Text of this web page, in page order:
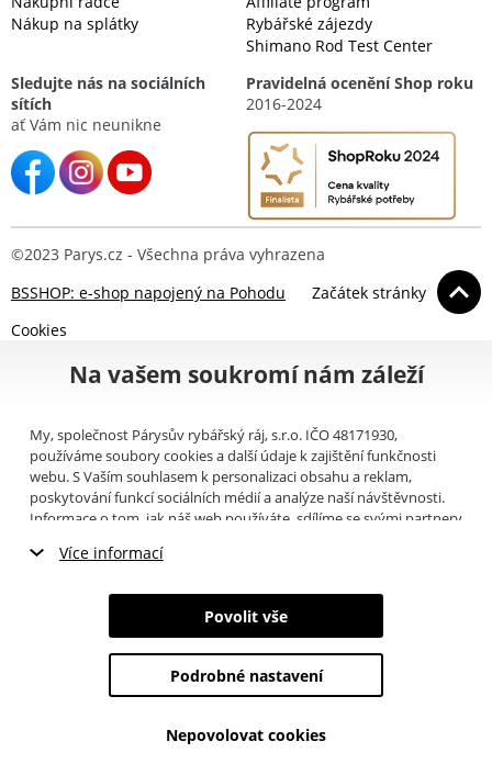
Nákup na splátky
Rybářské zájezdy
Shimano Rod Test Center
Sledujte nás na sociálních
sítích
ať Vám nic neunikne
Pravidelná ocenění Shop roku
2016-2024
©2023 Parys.cz - Všechna práva vyhrazena
BSSHOP: e-shop napojený na Pohodu
Začátek stránky
Cookies
Na vašem soukromí nám záleží
My, společnost Párysův rybářský ráj, s.r.o. IČO 48171930,
používáme soubory cookies a další údaje k zajištění funkčnosti
webu. S Vaším souhlasem k personalizaci obsahu a reklam,
poskytování funkcí sociálních médií a analýze naší návštěvnosti.
Informace o tom, jak náš web používáte, sdílíme se svými partnery
můžete přečíst, jak tyto informace Google používá. Partneři tyto
poskytli nebo které získali v důsledku toho, že používáte jejich
služby. Tyto údaje zahrnují cookies, data z dalších úložišť, IP
adresu a další informace spojené s prohlížením webu. Svůj souhlas
Více informací
Nezbytné cookies
Marketingové cookies
Analytické cookies
Údaje o uživatelích
Povolit vše
Podrobné nastavení
Nepovolovat cookies